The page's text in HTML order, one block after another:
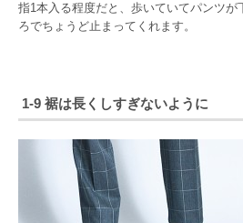
指1本入る程度だと、歩いていてパンツが
ろでちょうど止まってくれます。
1-9 裾は長くしすぎないように